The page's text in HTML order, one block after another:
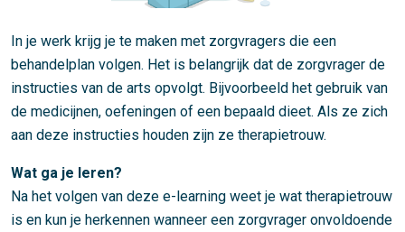
In je werk krijg je te maken met zorgvragers die een
behandelplan volgen. Het is belangrijk dat de zorgvrager de
instructies van de arts opvolgt. Bijvoorbeeld het gebruik van
de medicijnen, oefeningen of een bepaald dieet. Als ze zich
aan deze instructies houden zijn ze therapietrouw.
Wat ga je leren?
Na het volgen van deze e-learning weet je wat therapietrouw
is en kun je herkennen wanneer een zorgvrager onvoldoende